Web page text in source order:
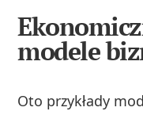
modele
Oto przykłady